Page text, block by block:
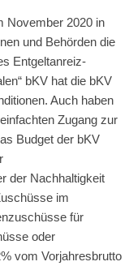
November 2020 in
und Behörden die
Entgeltanreiz-
bKV hat die bKV
Auch haben
Zugang zur
Budget der bKV
der Nachhaltigkeit
im
für
oder
vom Vorjahresbrutto